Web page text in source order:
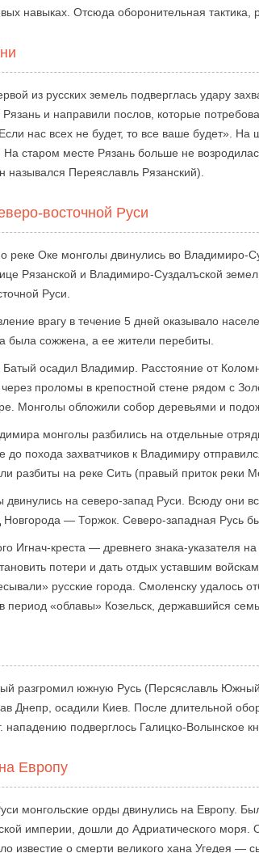
навыках. Отсюда оборонительная тактика,
из русских земель подверглась удару
и направили послов, которые
нас всех не будет, то все ваше будет».
старом месте Рязань больше не
назывался Переяславль Рязанский).
восточной Руси
реке Оке монголы двинулись во Владимиро-
Рязанской и Владимиро-Суздалъской
Руси.
врагу в течение 5 дней оказывало
была сожжена, а ее жители перебиты.
Батый осадил Владимир. Расстояние от
проломы в крепостной стене рядом с
Монголы обложили собор деревьями и
монголы разбились на отдельные
до похода захватчиков к Владимиру
разбиты на реке Сить (правый приток реки
двинулись на северо-запад Руси. Всюду они
Новгорода — Торжок. Северо-западная Русь
Игнач-креста — древнего знака-указателя
потери и дать отдых уставшим
русские города. Смоленску удалось
период «облавы» Козельск, державшийся
разгромил южную Русь (Персяславль
Днепр, осадили Киев. После длительной
подверглось Галицко-Волынское
Европу
монгольские орды двинулись на Европу.
империи, дошли до Адриатического моря.
известие о смерти великого хана Угедея —